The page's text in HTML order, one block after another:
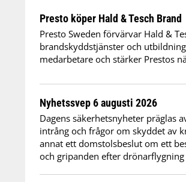
Presto köper Hald & Tesch Brand
Presto Sweden förvärvar Hald &
brandskyddstjänster och
medarbetare och stärker Prestos
Nyhetssvep 6 augusti 2026
Dagens säkerhetsnyheter präglas
intrång och frågor om skyddet av
annat ett domstolsbeslut om ett
och gripanden efter